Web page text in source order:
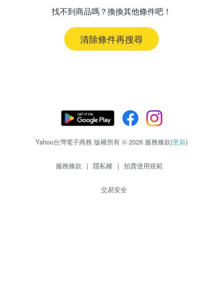
找不到商品嗎？換換其他條件吧！
清除條件再搜尋
Yahoo台灣電子商務 版權所有 © 2026 服務條款(更新)
服務條款 | 隱私權 | 拍賣使用規範
交易安全